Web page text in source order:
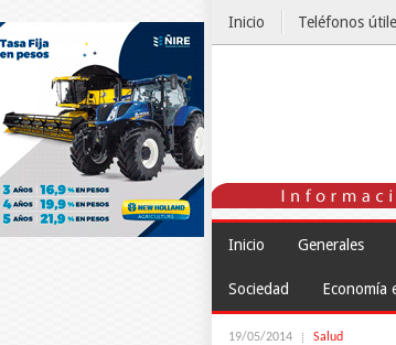
Inicio Teléfonos
Inicio Generales
Sociedad Economía
19/05/2014 Salud